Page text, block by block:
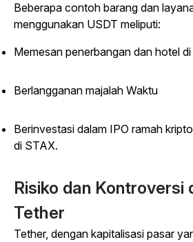
Beberapa contoh barang dan
menggunakan USDT meliputi:
Memesan penerbangan dan hotel
Berlangganan majalah Waktu
Berinvestasi dalam IPO ramah
di STAX.
Risiko dan Kontroversi
Tether
Tether, dengan kapitalisasi pasar